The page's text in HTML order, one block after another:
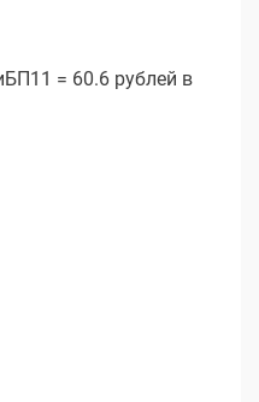
= 60.6 рублей в